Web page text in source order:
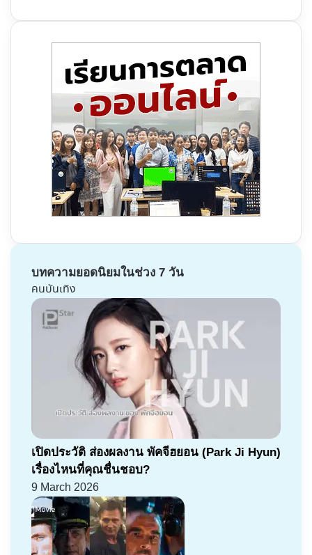
บทความยอดนิยมในช่วง 7 วัน
คนบันเทิง
เปิดประวัติ ส่องผลงาน พัคจีฮยอน (Park Ji Hyun)
เรื่องไหนที่คุณชื่นชอบ?
9 March 2026